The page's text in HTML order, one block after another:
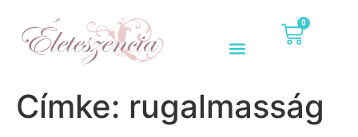
0
Címke: rugalmasság